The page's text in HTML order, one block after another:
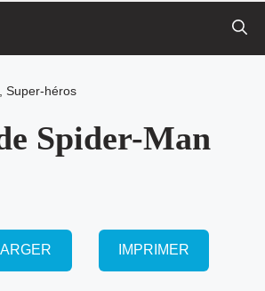
, Super-héros
Spider-Man
IMPRIMER